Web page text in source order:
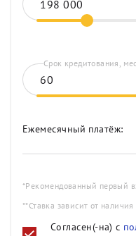
Срок кредитования,
Ежемесячный платёж:
*Рекомендованный первый
**Ставка зависит от
Согласен(-на) с